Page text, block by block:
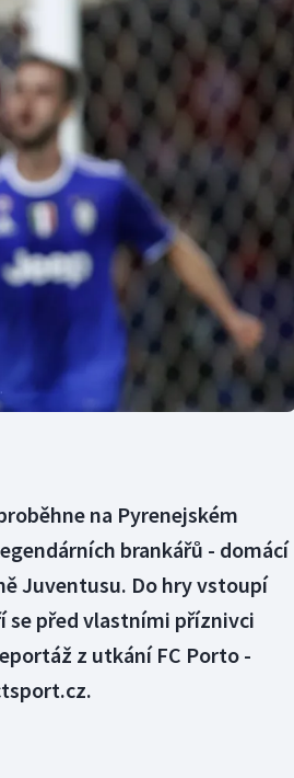
pětiboj
hry
volejbal
Triatlon
Veslování
Vodní slalom
Volejbal
Ostatní
na Pyrenejském
brankářů - domácí
Juventusu. Do hry vstoupí
se před vlastními příznivci
z utkání FC Porto -